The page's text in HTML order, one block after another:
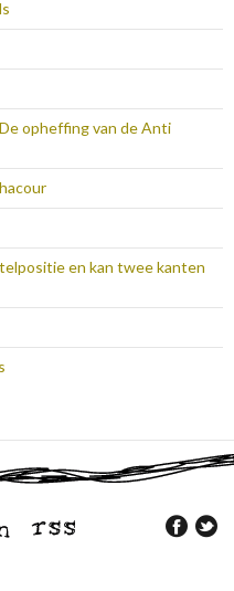
opheffing van de Anti
en kan twee kanten